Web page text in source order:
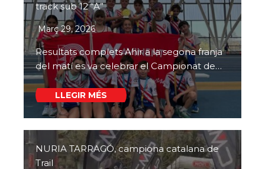
track sub 12 “A”
Març 29, 2026
Resultats complets Ahir a la segona franja
del matí es va celebrar el Campionat de…
LLEGIR MÉS
NURIA TARRAGÓ, campiona catalana de
Trail